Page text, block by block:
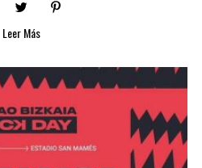
Leer Más